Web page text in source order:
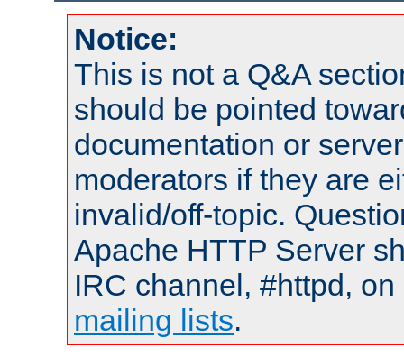
Notice:
This is not a Q&A
should be pointed
documentation or
moderators if they are
invalid/off-topic.
Apache HTTP Server
IRC channel, #httpd,
mailing lists.